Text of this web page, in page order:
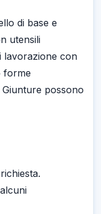
di base e
utensili
lavorazione con
forme
possono